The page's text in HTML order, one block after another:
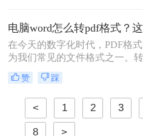
式，并提供相关的工具和技巧
在今天的数字化时代，PDF格
为我们常见的文件格式之一。
Word文档为PDF格式可以确保文
安全性和易读性。那么，电脑
么转pdf格式呢？本文将为你详
几种简便的方法。
赞 踩
< 1 2 3
8 >